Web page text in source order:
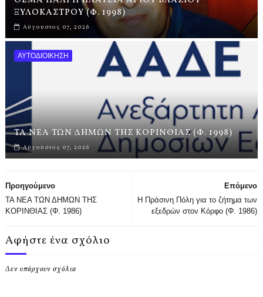
ΞΥΛΟΚΑΣΤΡΟΥ (Φ. 1998)
Αύγουστος 07, 2026
ΑΥΤΟΔΙΟΙΚΗΣΗ
ΤΑ ΝΕΑ ΤΩΝ ΔΗΜΩΝ ΤΗΣ ΚΟΡΙΝΘΙΑΣ (Φ. 1998)
Αύγουστος 07, 2026
Επόμενο
Η Πράσινη Πόλη για το ζήτημα των
εξεδρών στον Κόρφο (Φ. 1986)
Προηγούμενο
ΤΑ ΝΕΑ ΤΩΝ ΔΗΜΩΝ ΤΗΣ
ΚΟΡΙΝΘΙΑΣ (Φ. 1986)
Αφήστε ένα σχόλιο
Δεν υπάρχουν σχόλια